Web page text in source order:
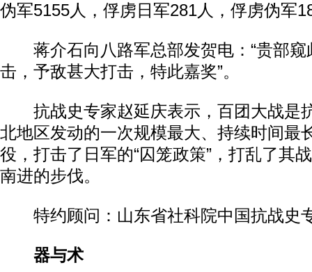
伪军5155人，俘虏日军281人，俘虏伪军
蒋介石向八路军总部发贺电：“贵部窥
击，予敌甚大打击，特此嘉奖”。
抗战史专家赵延庆表示，百团大战是
北地区发动的一次规模最大、持续时间最
役，打击了日军的“囚笼政策”，打乱了其
南进的步伐。
特约顾问：山东省社科院中国抗战史
器与术